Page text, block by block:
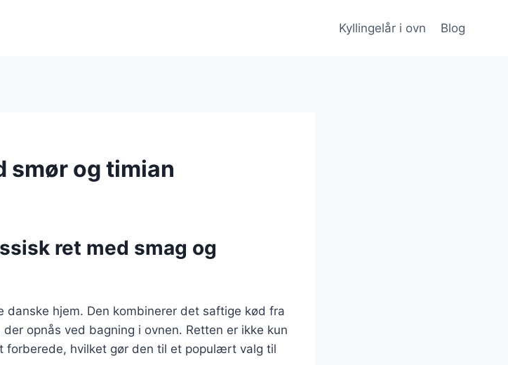
Kyllingelår i ovn Blog
smør og timian
ret med smag og
danske hjem. Den kombinerer det saftige kød fra
opnås ved bagning i ovnen. Retten er ikke kun
forberede, hvilket gør den til et populært valg til